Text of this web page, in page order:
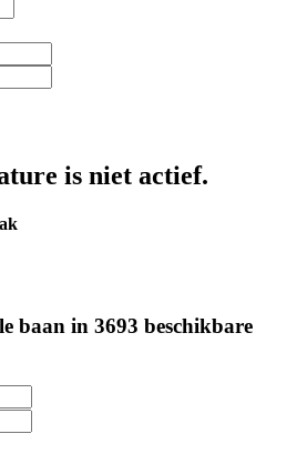
is niet actief.
baan in 3693 beschikbare